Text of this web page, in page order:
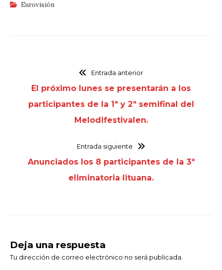
Eurovisión
Entrada anterior
El próximo lunes se presentarán a los
participantes de la 1ª y 2ª semifinal del
Melodifestivalen.
Entrada siguiente
Anunciados los 8 participantes de la 3ª
eliminatoria lituana.
Deja una respuesta
Tu dirección de correo electrónico no será publicada.